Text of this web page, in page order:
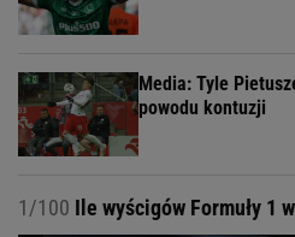
Media: Tyle
powodu kontuzji
1/100 Ile wyścigów Formuły 1